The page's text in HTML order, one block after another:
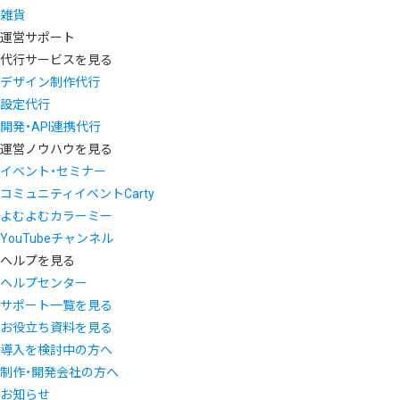
雑貨
運営サポート
代行サービスを見る
デザイン制作代行
設定代行
開発・API連携代行
運営ノウハウを見る
イベント・セミナー
コミュニティイベントCarty
よむよむカラーミー
YouTubeチャンネル
ヘルプを見る
ヘルプセンター
サポート一覧を見る
お役立ち資料を見る
導入を検討中の方へ
制作・開発会社の方へ
お知らせ